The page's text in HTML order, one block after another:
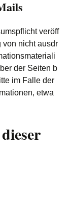
veröff
von nicht ausdr
der Seiten b
im Falle der
etwa